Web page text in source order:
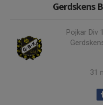
Gerdskens
Pojkar Div
31